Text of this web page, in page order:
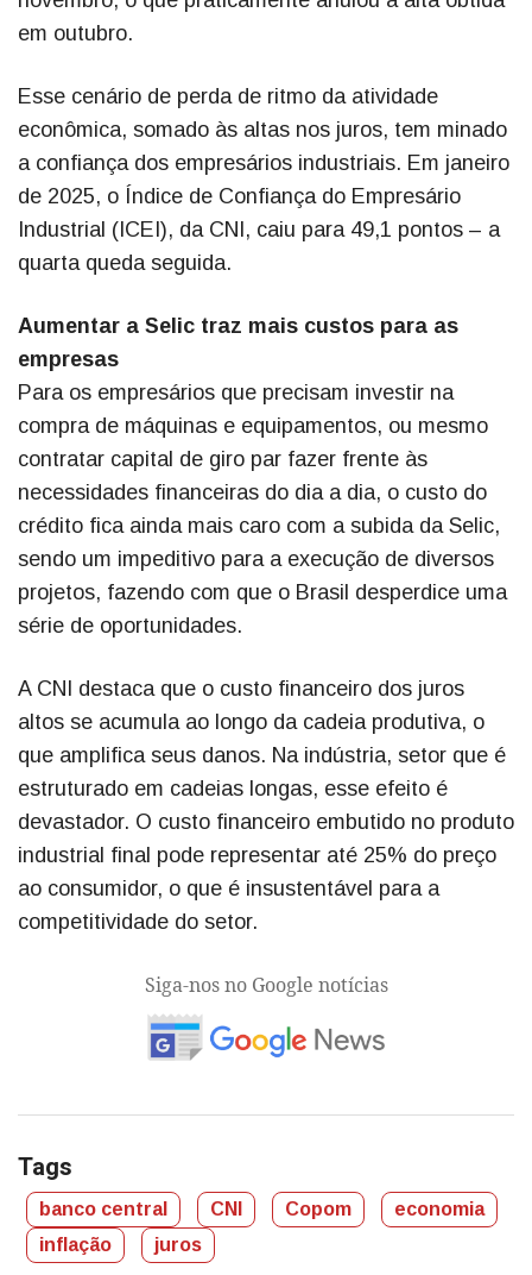
em outubro.
Esse cenário de perda de ritmo da atividade
econômica, somado às altas nos juros, tem minado
a confiança dos empresários industriais. Em janeiro
de 2025, o Índice de Confiança do Empresário
Industrial (ICEI), da CNI, caiu para 49,1 pontos – a
quarta queda seguida.
Aumentar a Selic traz mais custos para as
empresas
Para os empresários que precisam investir na
compra de máquinas e equipamentos, ou mesmo
contratar capital de giro par fazer frente às
necessidades financeiras do dia a dia, o custo do
crédito fica ainda mais caro com a subida da Selic,
sendo um impeditivo para a execução de diversos
projetos, fazendo com que o Brasil desperdice uma
série de oportunidades.
A CNI destaca que o custo financeiro dos juros
altos se acumula ao longo da cadeia produtiva, o
que amplifica seus danos. Na indústria, setor que é
estruturado em cadeias longas, esse efeito é
devastador. O custo financeiro embutido no produto
industrial final pode representar até 25% do preço
ao consumidor, o que é insustentável para a
competitividade do setor.
Siga-nos no Google notícias
Tags
banco central CNI Copom
economia
inflação
juros